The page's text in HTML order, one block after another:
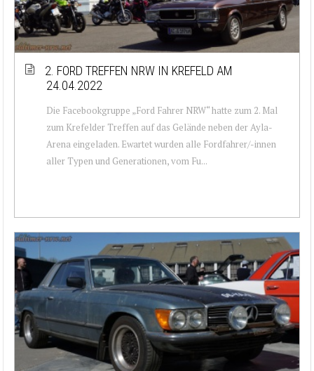
2. FORD TREFFEN NRW IN KREFELD AM
24.04.2022
Die Facebookgruppe „Ford Fahrer NRW“ hatte zum 2. Mal
zum Krefelder Treffen auf das Gelände neben der Ayla-
Arena eingeladen. Ewartet wurden alle Fordfahrer/-innen
aller Typen und Generationen, vom Fu...